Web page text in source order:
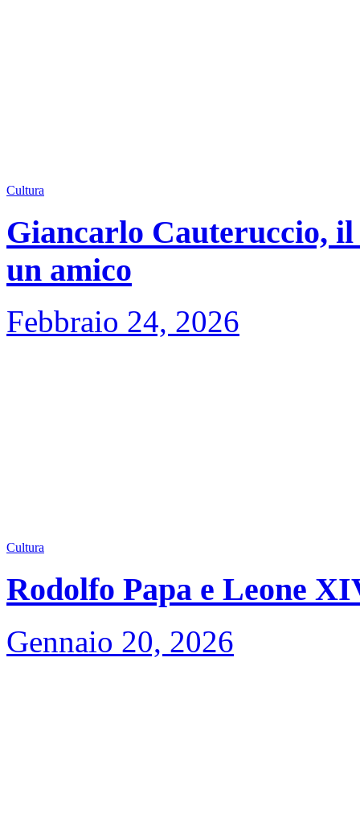
Cultura
Giancarlo Cauteruccio,
un amico
Febbraio 24, 2026
Cultura
Rodolfo Papa e Leone
Gennaio 20, 2026